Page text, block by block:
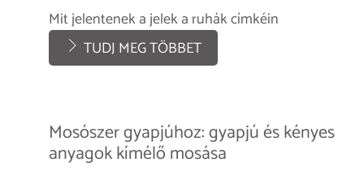
Mit jelentenek a jelek a ruhák címkéin
TUDJ MEG TÖBBET
Mosószer gyapjúhoz: gyapjú és kényes
anyagok kímélő mosása